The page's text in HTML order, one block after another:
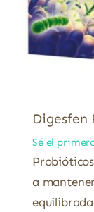
Digesfen
Sé el
a